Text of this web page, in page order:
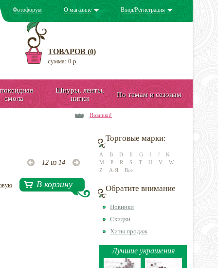
Фотофорум О магазине Вход/Регистрация
ТОВАРОВ (0)
сумма: 0 р.
смола
Шнуры, ленты,
нитки
По темам и сезонам
Новинки!
12 из 14
В корзину
Торговые марки:
A B D E G I J
K
M
P R S T U V
W
Z
А-Я Все
Обратите внимание
Новинки
Скидки
Хиты продаж
Лучшие украшения